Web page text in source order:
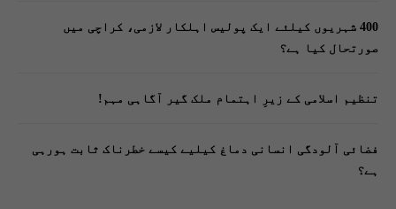
400 شہریوں کیلئے ایک پولیس اہلکار لازمی، کراچی میں
صورتحال کیا ہے؟
تنظیم اسلامی کے زیرِ اہتمام ملک گیر آگاہی مہم!
فضائی آلودگی انسانی دماغ کیلیے کیسے خطرناک ثابت ہورہی
ہے؟